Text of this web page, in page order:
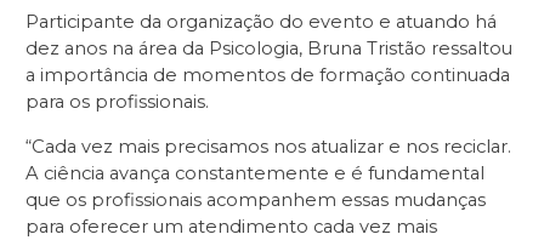
Participante da organização do evento e atuando há
dez anos na área da Psicologia, Bruna Tristão ressaltou
a importância de momentos de formação continuada
para os profissionais.
“Cada vez mais precisamos nos atualizar e nos reciclar.
A ciência avança constantemente e é fundamental
que os profissionais acompanhem essas mudanças
para oferecer um atendimento cada vez mais